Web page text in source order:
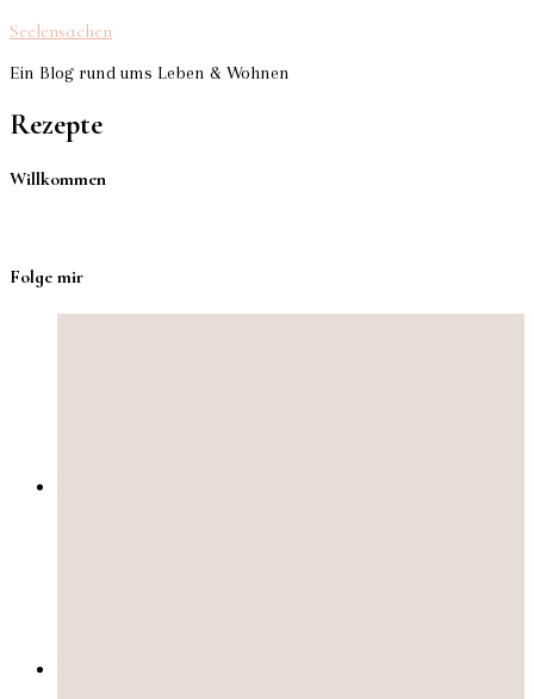
Seelensachen
Ein Blog rund ums Leben & Wohnen
Rezepte
Willkommen
Folge mir